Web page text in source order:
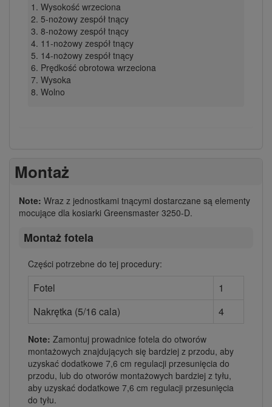
Wysokość wrzeciona
5-nożowy zespół tnący
8-nożowy zespół tnący
11-nożowy zespół tnący
14-nożowy zespół tnący
Prędkość obrotowa wrzeciona
Wysoka
Wolno
Montaż
Note: Wraz z jednostkami tnącymi dostarczane są elementy
mocujące dla kosiarki Greensmaster 3250-D.
Montaż fotela
Części potrzebne do tej procedury:
Fotel
1
Nakrętka (5/16 cala)
4
Note: Zamontuj prowadnice fotela do otworów
montażowych znajdujących się bardziej z przodu, aby
uzyskać dodatkowe 7,6 cm regulacji przesunięcia do
przodu, lub do otworów montażowych bardziej z tyłu,
aby uzyskać dodatkowe 7,6 cm regulacji przesunięcia
do tyłu.